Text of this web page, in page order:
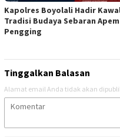
Kapolres Boyolali Hadir
Tradisi Budaya Sebaran Apem
Pengging
Tinggalkan Balasan
Alamat email Anda tidak akan